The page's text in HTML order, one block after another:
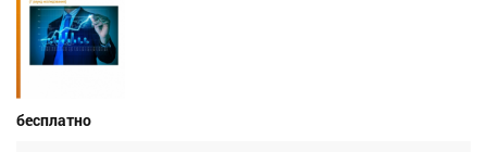
бесплатно